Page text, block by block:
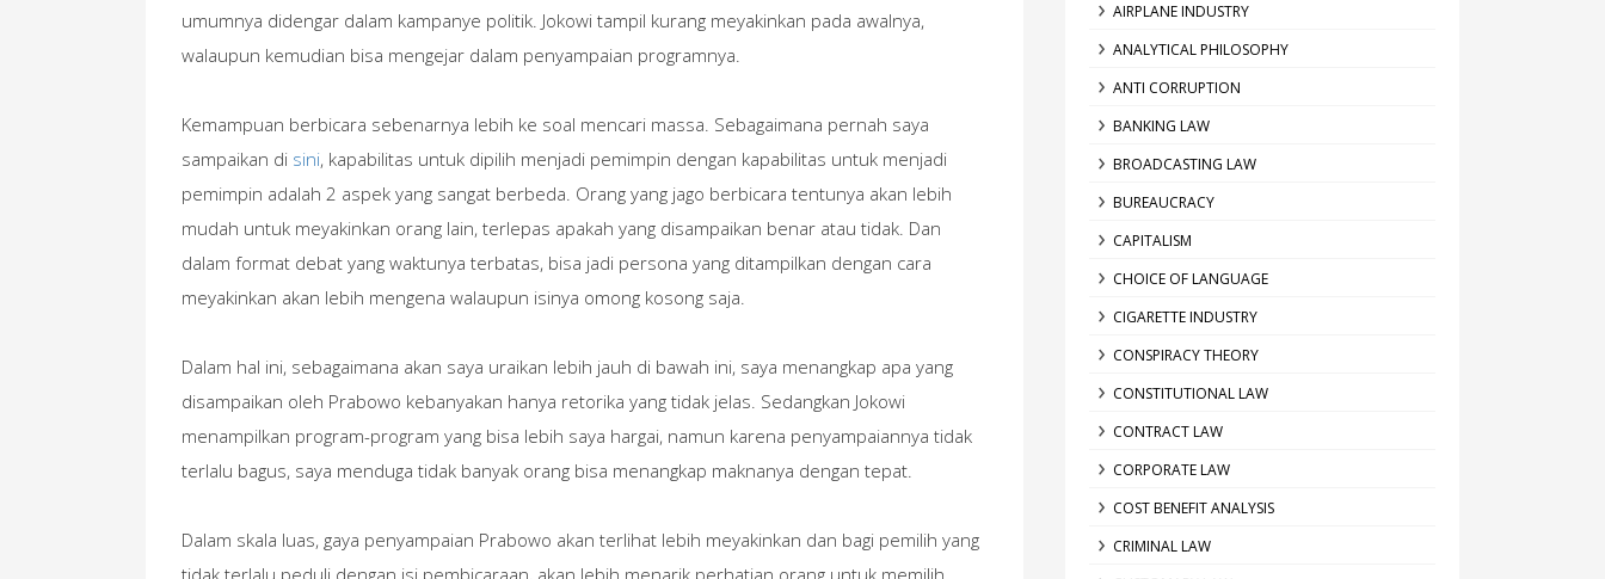
umumnya didengar dalam kampanye politik. Jokowi tampil kurang meyakinkan pada awalnya,
walaupun kemudian bisa mengejar dalam penyampaian programnya.
Kemampuan berbicara sebenarnya lebih ke soal mencari massa. Sebagaimana pernah saya
sampaikan di sini, kapabilitas untuk dipilih menjadi pemimpin dengan kapabilitas untuk menjadi
pemimpin adalah 2 aspek yang sangat berbeda. Orang yang jago berbicara tentunya akan lebih
mudah untuk meyakinkan orang lain, terlepas apakah yang disampaikan benar atau tidak. Dan
dalam format debat yang waktunya terbatas, bisa jadi persona yang ditampilkan dengan cara
meyakinkan akan lebih mengena walaupun isinya omong kosong saja.
Dalam hal ini, sebagaimana akan saya uraikan lebih jauh di bawah ini, saya menangkap apa yang
disampaikan oleh Prabowo kebanyakan hanya retorika yang tidak jelas. Sedangkan Jokowi
menampilkan program-program yang bisa lebih saya hargai, namun karena penyampaiannya tidak
terlalu bagus, saya menduga tidak banyak orang bisa menangkap maknanya dengan tepat.
Dalam skala luas, gaya penyampaian Prabowo akan terlihat lebih meyakinkan dan bagi pemilih yang
tidak terlalu peduli dengan isi pembicaraan, akan lebih menarik perhatian orang untuk memilih
AIRPLANE INDUSTRY
ANALYTICAL PHILOSOPHY
ANTI CORRUPTION
BANKING LAW
BROADCASTING LAW
BUREAUCRACY
CAPITALISM
CHOICE OF LANGUAGE
CIGARETTE INDUSTRY
CONSPIRACY THEORY
CONSTITUTIONAL LAW
CONTRACT LAW
CORPORATE LAW
COST BENEFIT ANALYSIS
CRIMINAL LAW